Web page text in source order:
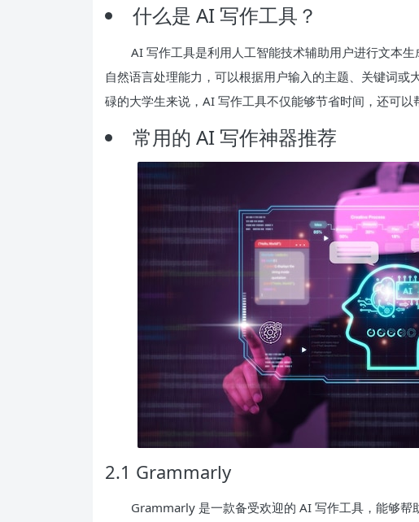
什么是 AI 写作工具？
AI 写作工具是利用人工智能技术辅助用户进行文本
自然语言处理能力，可以根据用户输入的主题、关键词
碌的大学生来说，AI 写作工具不仅能够节省时间，还可以
常用的 AI 写作神器推荐
2.1 Grammarly
Grammarly 是一款备受欢迎的 AI 写作工具，能够